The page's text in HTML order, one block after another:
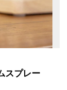
スプレー